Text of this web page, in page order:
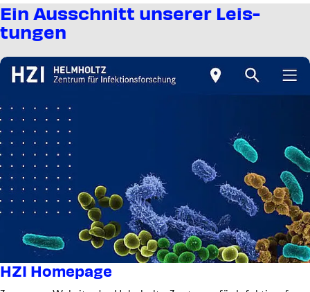
Ein Ausschnitt unserer Leis­
tungen
HZI Homepage